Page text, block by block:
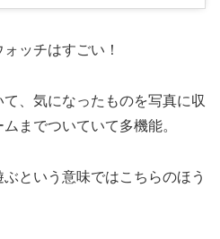
ッチはすごい！
、気になったものを写真に収
までついていて多機能。
という意味ではこちらのほう